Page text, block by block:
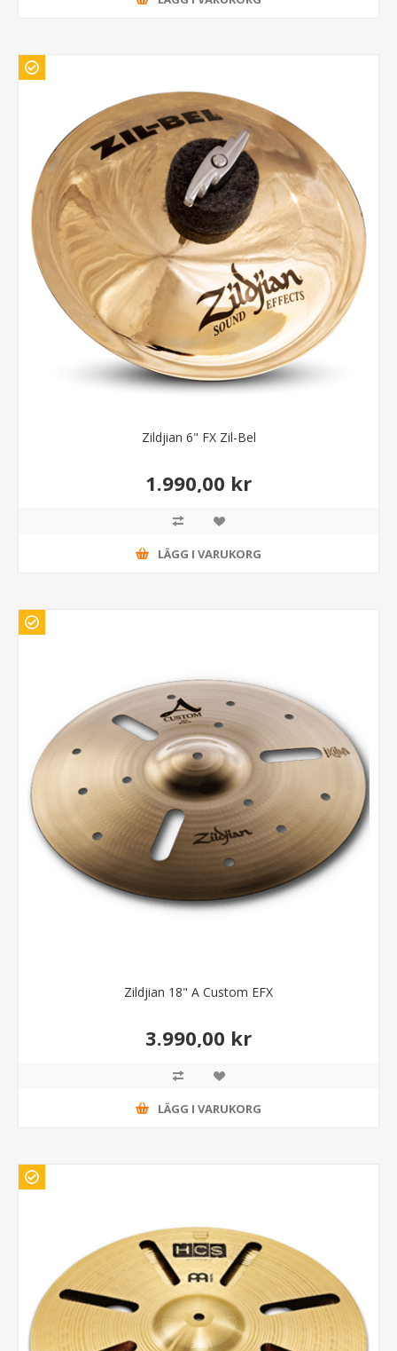
Zildjian 6" FX Zil-Bel
1.990,00 kr
LÄGG I VARUKORG
Zildjian 18" A Custom EFX
3.990,00 kr
LÄGG I VARUKORG